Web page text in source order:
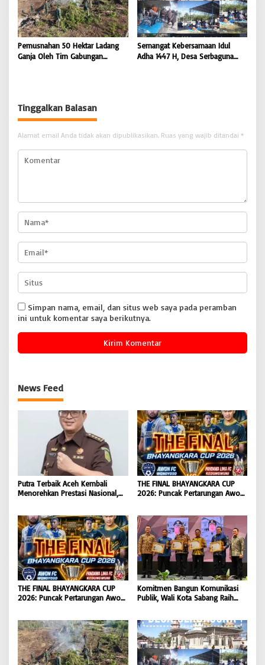
Pemusnahan 50 Hektar Ladang
Ganja Oleh Tim Gabungan
Semangat Kebersamaan Idul
Adha 1447 H, Desa Serbaguna
Tinggalkan Balasan
Alamat email Anda tidak akan dipublikasikan. Ruas yang wajib ditandai *
Simpan nama, email, dan situs web saya pada peramban
ini untuk komentar saya berikutnya.
News Feed
Putra Terbaik Aceh Kembali
Menorehkan Prestasi Nasional,
Koordinator JAM Pidum
Kejaksaan Agung RI |
BONGKAR’Perkara.com
THE FINAL BHAYANGKARA CUP
2026: Puncak Pertarungan Awon
Mengguncang Stadion Widya
Manggala Krida
THE FINAL BHAYANGKARA CUP
2026: Puncak Pertarungan Awon
Mengguncang Stadion Widya
Manggala Krida
Komitmen Bangun Komunikasi
Publik, Wali Kota Sabang Raih